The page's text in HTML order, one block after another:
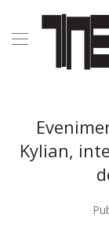
Kylian,